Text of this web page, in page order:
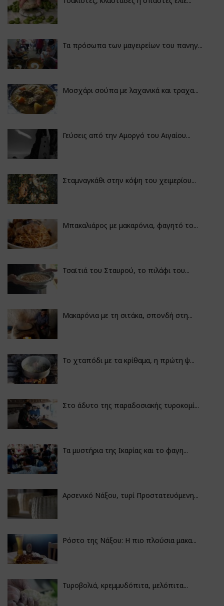
Τα πρόσωπα των μαγειρείων του πανηγ...
Μοσχάρι σούπα με λαχανικά και τραχα...
Γεύσεις από την Αμοργό του Αιγαίου...
Σταμναγκάθι στην κόψη του χειμερίου...
Μπακαλιάρος με μακαρόνια, φαγητό το...
Τσαϊτιά του Σταυρού, το πιλάφι του...
Μακαρόνια με τη σιτάκα, σπονδή στη...
Το χταπόδι με τα κρίθαμα, η πρώτη ψ...
Στο άδυτο της παραδοσιακής τυροκομί...
Τα μυστήρια της Ικαρίας και το φαγη...
Αρσενικό Νάξου, τυρί Προστατευόμενη...
Ρόστο της Νάξου: Η πιο πλούσια μακα...
Τυροβολιά, κρεμμυδόπιτα, μελόπιτα...